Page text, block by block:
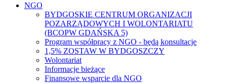
NGO
BYDGOSKIE CENTRUM ORGANIZACJI
POZARZĄDOWYCH I WOLONTARIATU
(BCOPW GDAŃSKA 5)
Program współpracy z NGO - będą konsultacje
1,5% ZOSTAW W BYDGOSZCZY
Wolontariat
Informacje bieżące
Finansowe wsparcie dla NGO